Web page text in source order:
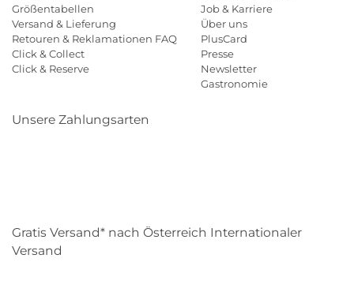
Hilfe & FAQ
Größentabellen
Versand & Lieferung
Retouren & Reklamationen FAQ
Click & Collect
Standorte / Häuser
Job & Karriere
Über uns
PlusCard
Presse
Newsletter
Unsere Zahlungsarten
Gratis Versand* nach Österreich Internationaler
Versand